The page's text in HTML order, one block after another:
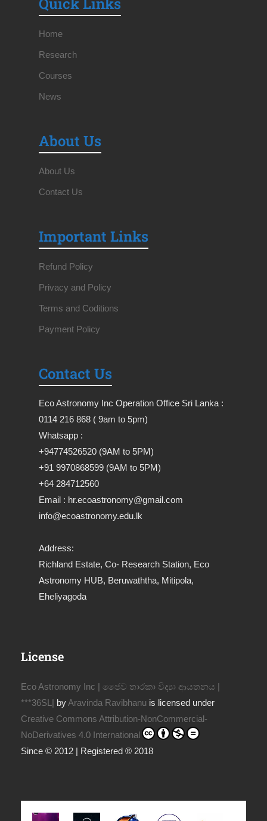
Home
Research
Courses
News
About Us
About Us
Contact Us
Important Links
Refund Policy
Privacy and Policy
Terms and Coditions
Payment Policy
Contact Us
Eco Astronomy Inc Operation Office Sri Lanka :
0114 216 868 ( 9am to 5pm)
Whatsapp :
+94774526520 (9AM to 5PM)
+91 9970868599 (9AM to 5PM)
+64 284712560
Email : hr.ecoastronomy@gmail.com
info@ecoastronomy.edu.lk
Address:
Richland Estate, Co- Research Station, Eco
Astronomy HUB, Beruwaththa, Mitipola,
Eheliyagoda
License
Eco Astronomy Inc | ජෛව තාරකා විද්‍යා ආයතනය |
***36SL| byAravinda Ravibhanu is licensed under
Creative Commons Attribution-NonCommercial-
NoDerivatives 4.0 International
Since © 2012 | Registered ® 2018